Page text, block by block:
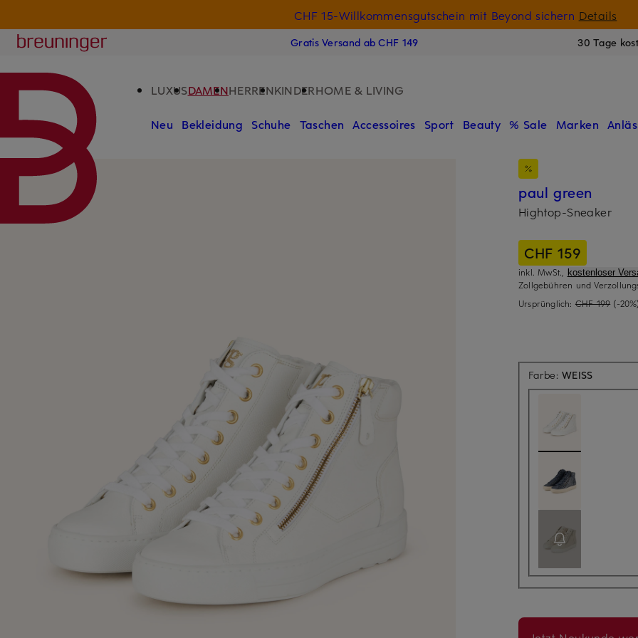
CHF 15-Willkommensgutschein mit Beyond sichern Details
Breuninger
Gratis Versand ab CHF 149 30 Tage
LUXUSDAMENHERRENKINDERHOME & LIVING
Neu Bekleidung Schuhe Taschen Accessoires Sport Beauty % Sale Marken
paul green
Hightop-Sneaker
CHF 159
inkl. MwSt., kostenloser
Zollgebühren und
Ursprünglich: CHF 199 (-20%)
Farbe:WEISS